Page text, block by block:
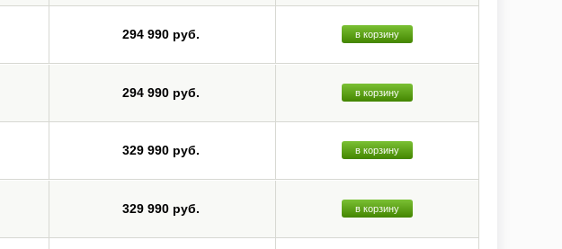
294 990 руб. в корзину
294 990 руб. в корзину
329 990 руб. в корзину
329 990 руб. в корзину